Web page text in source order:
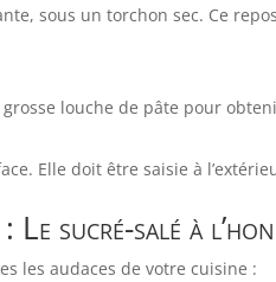
sous un torchon sec. Ce
louche de pâte pour
Elle doit être saisie à
Le sucré-salé à
les audaces de votre cuisine :